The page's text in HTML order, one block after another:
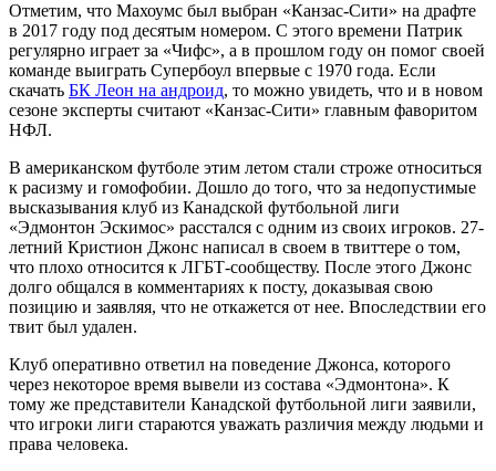
Отметим, что Махоумс был выбран «Канзас-Сити» на драфте
в 2017 году под десятым номером. С этого времени Патрик
регулярно играет за «Чифс», а в прошлом году он помог своей
команде выиграть Супербоул впервые с 1970 года. Если
скачать БК Леон на андроид, то можно увидеть, что и в новом
сезоне эксперты считают «Канзас-Сити» главным фаворитом
НФЛ.
В американском футболе этим летом стали строже относиться
к расизму и гомофобии. Дошло до того, что за недопустимые
высказывания клуб из Канадской футбольной лиги
«Эдмонтон Эскимос» расстался с одним из своих игроков. 27-
летний Кристион Джонс написал в своем в твиттере о том,
что плохо относится к ЛГБТ-сообществу. После этого Джонс
долго общался в комментариях к посту, доказывая свою
позицию и заявляя, что не откажется от нее. Впоследствии его
твит был удален.
Клуб оперативно ответил на поведение Джонса, которого
через некоторое время вывели из состава «Эдмонтона». К
тому же представители Канадской футбольной лиги заявили,
что игроки лиги стараются уважать различия между людьми и
права человека.